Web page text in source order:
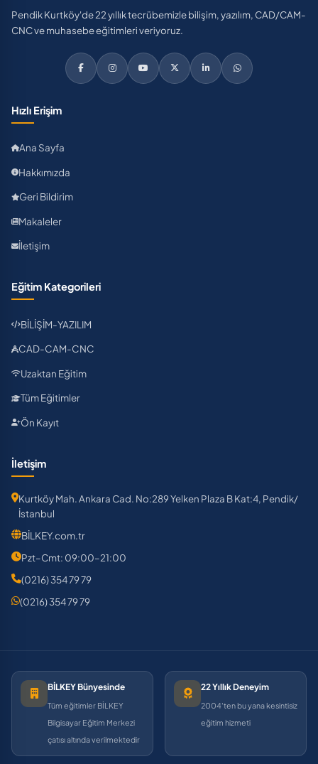
Pendik Kurtköy'de 22 yıllık tecrübemizle bilişim, yazılım, CAD/CAM-
CNC ve muhasebe eğitimleri veriyoruz.
Hızlı Erişim
Ana Sayfa
Hakkımızda
Geri Bildirim
Makaleler
İletişim
Eğitim Kategorileri
BİLİŞİM-YAZILIM
CAD-CAM-CNC
Uzaktan Eğitim
Tüm Eğitimler
Ön Kayıt
İletişim
Kurtköy Mah. Ankara Cad. No:289 Yelken Plaza B Kat:4, Pendik/
İstanbul
BİLKEY.com.tr
Pzt–Cmt: 09:00–21:00
(0216) 354 79 79
(0216) 354 79 79
BİLKEY Bünyesinde
Tüm eğitimler BİLKEY
Bilgisayar Eğitim Merkezi
çatısı altında verilmektedir
22 Yıllık Deneyim
2004'ten bu yana kesintisiz
eğitim hizmeti